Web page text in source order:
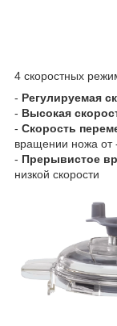
4 скоростных
- Регулируемая
- Высокая
- Скорость
вращении ножа от
- Прерывистое
низкой скорости